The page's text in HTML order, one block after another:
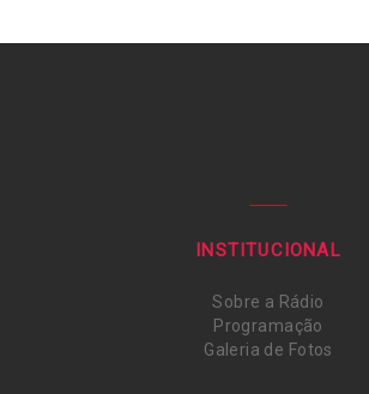
INSTITUCIONAL
Sobre a Rádio
Programação
Galeria de Fotos